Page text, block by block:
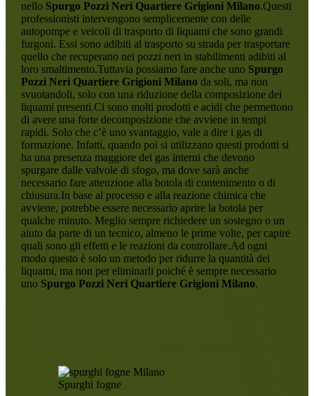
nello Spurgo Pozzi Neri Quartiere Grigioni Milano.Questi
professionisti intervengono semplicemente con delle
autopompe e veicoli di trasporto di liquami che sono grandi
furgoni. Essi sono adibiti al trasporto su strada per trasportare
quello che recuperano nei pozzi neri in stabilimenti adibiti al
loro smaltimento.Tuttavia possiamo fare anche uno Spurgo
Pozzi Neri Quartiere Grigioni Milanoda soli, ma non
svuotandoli, solo con una riduzione della composizione dei
liquami presenti.Ci sono molti prodotti e acidi che permettono
di avere una forte decomposizione che avviene in tempi
rapidi. Solo che c’è uno svantaggio, vale a dire i gas di
formazione. Infatti, quando poi si utilizzano questi prodotti si
ha una presenza maggiore dei gas interni che devono
spurgare dalle valvole di sfogo, ma dove sarà anche
necessario fare attenzione alla botola di contenimento o di
chiusura.In base al processo e alla reazione chimica che
avviene, potrebbe essere necessario aprire la botola per
qualche minuto. Meglio sempre richiedere un sostegno o un
aiuto da parte di un tecnico, almeno le prime volte, per capire
quali sono gli effetti e le reazioni da controllare.Ad ogni
modo questo è solo un metodo per ridurre la quantità dei
liquami, ma non per eliminarli poiché è sempre necessario
uno Spurgo Pozzi Neri Quartiere Grigioni Milano.
Spurghi fogne